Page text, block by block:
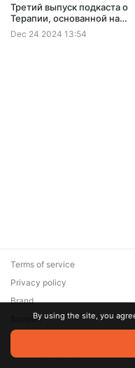
Третий выпуск подкаста о
Терапии, основанной на
ментализации
Dec 24 2024 13:54
© 2026 Zaya Solutions
are the property of their
Terms of service
Privacy policy
Brand
SupportBy using the site, you